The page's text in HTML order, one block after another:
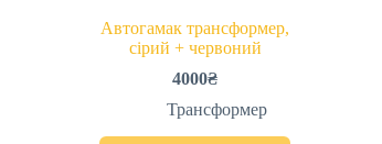
Автогамак трансформер,
сірий + червоний
4000₴
Трансформер